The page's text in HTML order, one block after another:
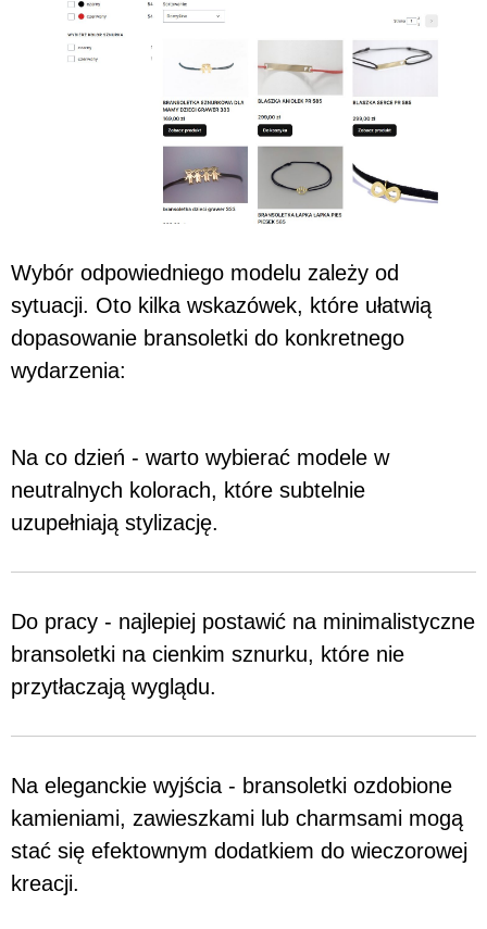
Wybór odpowiedniego modelu zależy od
sytuacji. Oto kilka wskazówek, które ułatwią
dopasowanie bransoletki do konkretnego
wydarzenia:
Na co dzień - warto wybierać modele w
neutralnych kolorach, które subtelnie
uzupełniają stylizację.
Do pracy - najlepiej postawić na minimalistyczne
bransoletki na cienkim sznurku, które nie
przytłaczają wyglądu.
Na eleganckie wyjścia - bransoletki ozdobione
kamieniami, zawieszkami lub charmsami mogą
stać się efektownym dodatkiem do wieczorowej
kreacji.